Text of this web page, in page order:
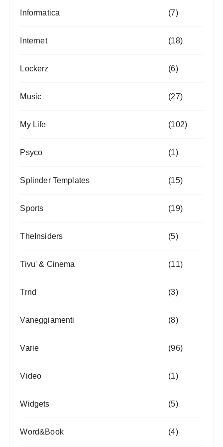
Informatica (7)
Internet (18)
Lockerz (6)
Music (27)
My Life (102)
Psyco (1)
Splinder Templates (15)
Sports (19)
TheInsiders (5)
Tivu' & Cinema (11)
Trnd (3)
Vaneggiamenti (8)
Varie (96)
Video (1)
Widgets (5)
Word&Book (4)